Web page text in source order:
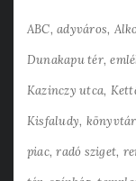
ABC adyváros
Dunakapu tér
Kazinczy utca
Kisfaludy könyvtár
piac radó sziget